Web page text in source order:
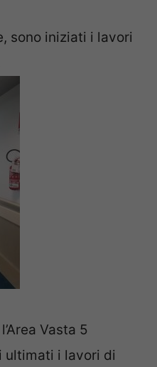
sono iniziati i lavori
Vasta 5
ultimati i lavori di